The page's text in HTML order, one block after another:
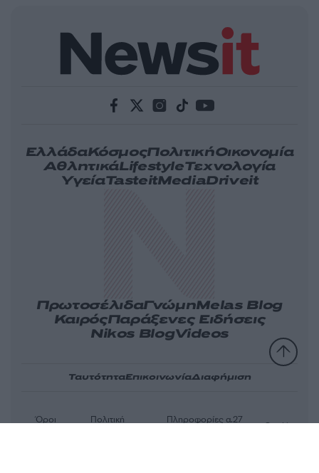
ΕλλάδαΚόσμοςΠολιτικήΟικονομία
ΑθλητικάLifestyleΤεχνολογία
ΥγείαTasteitMediaDriveit
ΠρωτοσέλιδαΓνώμηMelas Blog
ΚαιρόςΠαράξενες Ειδήσεις
Nikos BlogVideos
ΤαυτότηταΕπικοινωνίαΔιαφήμιση
Όροι
Πολιτική
Πληροφορίες α.27
Cookies